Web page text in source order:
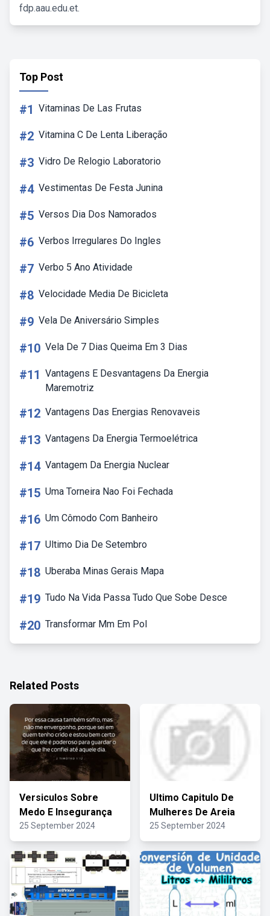
fdp.aau.edu.et.
Top Post
#1 Vitaminas De Las Frutas
#2 Vitamina C De Lenta Liberação
#3 Vidro De Relogio Laboratorio
#4 Vestimentas De Festa Junina
#5 Versos Dia Dos Namorados
#6 Verbos Irregulares Do Ingles
#7 Verbo 5 Ano Atividade
#8 Velocidade Media De Bicicleta
#9 Vela De Aniversário Simples
#10 Vela De 7 Dias Queima Em 3 Dias
#11 Vantagens E Desvantagens Da Energia
Maremotriz
#12 Vantagens Das Energias Renovaveis
#13 Vantagens Da Energia Termoelétrica
#14 Vantagem Da Energia Nuclear
#15 Uma Torneira Nao Foi Fechada
#16 Um Cômodo Com Banheiro
#17 Ultimo Dia De Setembro
#18 Uberaba Minas Gerais Mapa
#19 Tudo Na Vida Passa Tudo Que Sobe Desce
#20 Transformar Mm Em Pol
Related Posts
Versiculos Sobre
Medo E Insegurança
25 September 2024
Ultimo Capitulo De
Mulheres De Areia
25 September 2024